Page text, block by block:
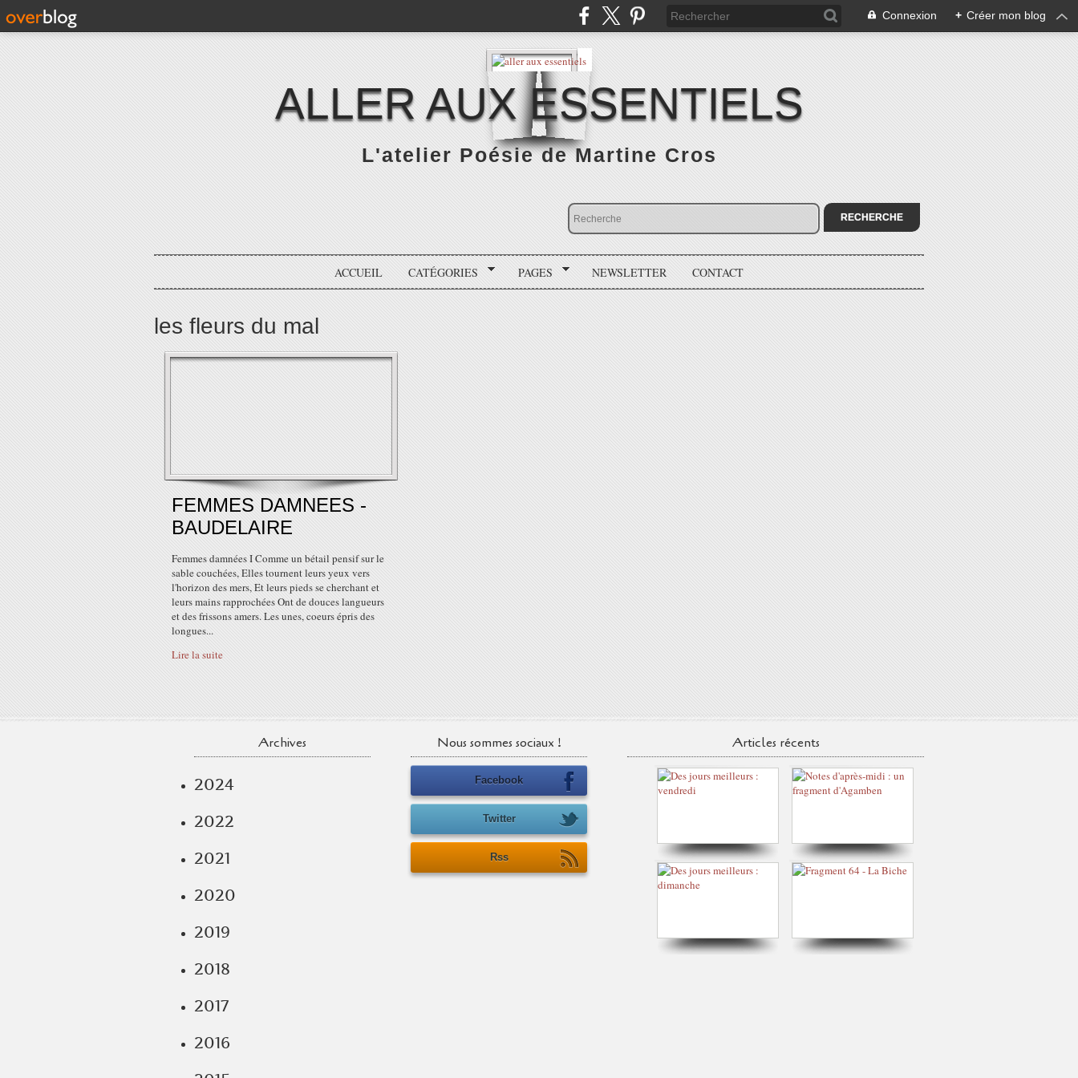
Connexion + Créer mon blog
ALLER AUX ESSENTIELS
L'atelier Poésie de Martine Cros
ACCUEIL CATÉGORIES PAGES NEWSLETTER CONTACT
les fleurs du mal
FEMMES DAMNEES -
BAUDELAIRE
Femmes damnées I Comme un bétail pensif sur le
sable couchées, Elles tournent leurs yeux vers
l'horizon des mers, Et leurs pieds se cherchant et
leurs mains rapprochées Ont de douces langueurs
et des frissons amers. Les unes, coeurs épris des
longues...
Lire la suite
Archives
2024
2022
2021
2020
2019
2018
2017
2016
Nous sommes sociaux !
Facebook
Twitter
Rss
Articles récents